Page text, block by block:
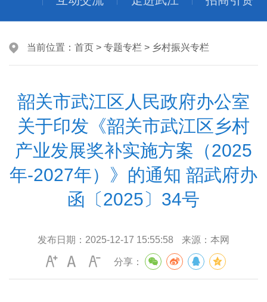
当前位置： 首页 > 专题专栏 > 乡村振兴专栏
韶关市武江区人民政府办公室
关于印发《韶关市武江区乡村
产业发展奖补实施方案（2025
年-2027年）》的通知 韶武府办
函〔2025〕34号
发布日期： 2025-12-17 15:55:58 来源： 本网
分享：